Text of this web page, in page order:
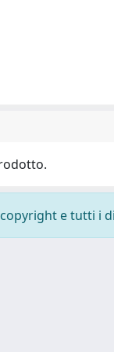
e tutti i